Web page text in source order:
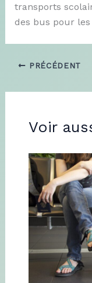
transports
des bus pour
PRÉCÉDENT
Voir